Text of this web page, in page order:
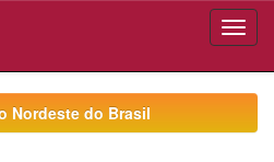
Nordeste do Brasil